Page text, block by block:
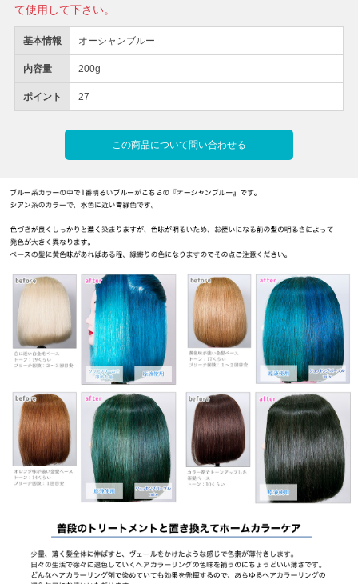
基本情報 オーシャンブルー
内容量 200g
ポイント 27
この商品について問い合わせる
て使用して下さい。